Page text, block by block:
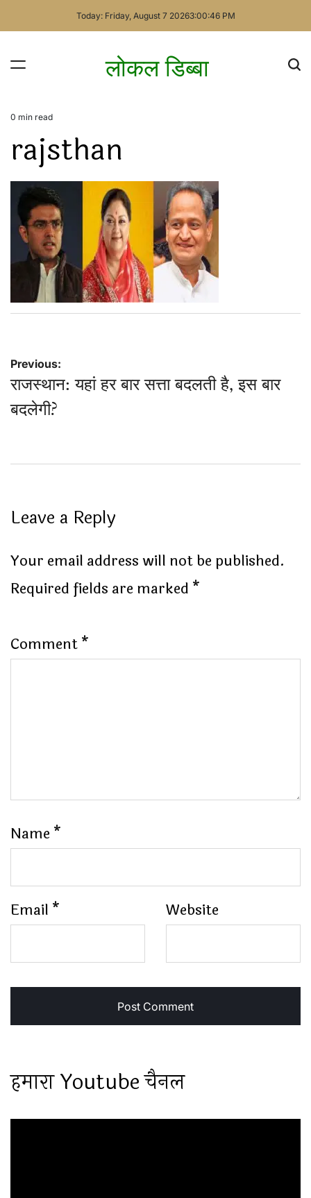
Today: Friday, August 7 20263:00:46 PM
लोकल डिब्बा
Estimated
time
0 min read
rajsthan
Post
navigation
Previous:
राजस्थान: यहां हर बार सत्ता बदलती है, इस बार
बदलेगी?
Leave a Reply
Your email address will not be published.
Required fields are marked *
Comment*
Name *
Email * Website
हमारा Youtube चैनल